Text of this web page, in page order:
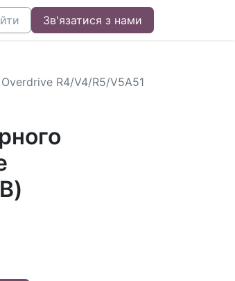
Зв'язатися з нами
R4/V4/R5/V5A51